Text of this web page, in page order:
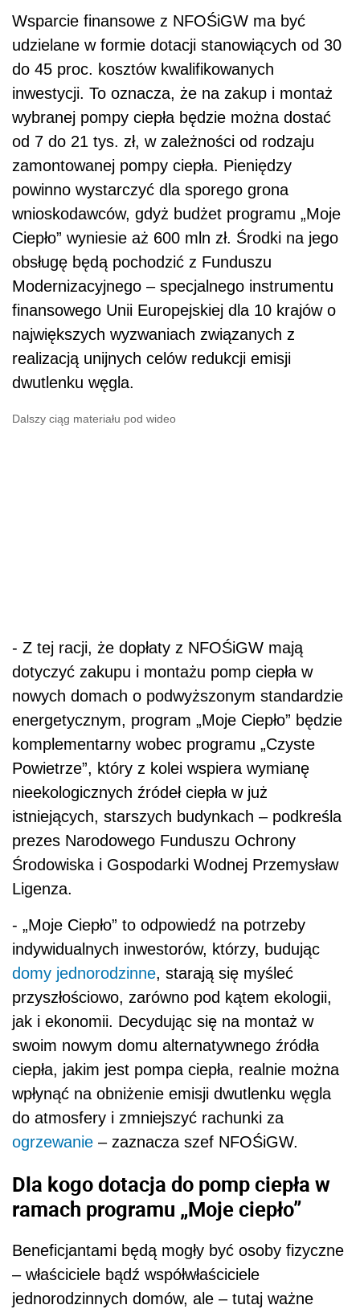
Wsparcie finansowe z NFOŚiGW ma być
udzielane w formie dotacji stanowiących od 30
do 45 proc. kosztów kwalifikowanych
inwestycji. To oznacza, że na zakup i montaż
wybranej pompy ciepła będzie można dostać
od 7 do 21 tys. zł, w zależności od rodzaju
zamontowanej pompy ciepła. Pieniędzy
powinno wystarczyć dla sporego grona
wnioskodawców, gdyż budżet programu „Moje
Ciepło” wyniesie aż 600 mln zł. Środki na jego
obsługę będą pochodzić z Funduszu
Modernizacyjnego – specjalnego instrumentu
finansowego Unii Europejskiej dla 10 krajów o
największych wyzwaniach związanych z
realizacją unijnych celów redukcji emisji
dwutlenku węgla.
Dalszy ciąg materiału pod wideo
- Z tej racji, że dopłaty z NFOŚiGW mają
dotyczyć zakupu i montażu pomp ciepła w
nowych domach o podwyższonym standardzie
energetycznym, program „Moje Ciepło” będzie
komplementarny wobec programu „Czyste
Powietrze”, który z kolei wspiera wymianę
nieekologicznych źródeł ciepła w już
istniejących, starszych budynkach – podkreśla
prezes Narodowego Funduszu Ochrony
Środowiska i Gospodarki Wodnej Przemysław
Ligenza.
- „Moje Ciepło” to odpowiedź na potrzeby
indywidualnych inwestorów, którzy, budując
domy jednorodzinne, starają się myśleć
przyszłościowo, zarówno pod kątem ekologii,
jak i ekonomii. Decydując się na montaż w
swoim nowym domu alternatywnego źródła
ciepła, jakim jest pompa ciepła, realnie można
wpłynąć na obniżenie emisji dwutlenku węgla
do atmosfery i zmniejszyć rachunki za
ogrzewanie – zaznacza szef NFOŚiGW.
Dla kogo dotacja do pomp ciepła w
ramach programu „Moje ciepło”
Beneficjantami będą mogły być osoby fizyczne
– właściciele bądź współwłaściciele
jednorodzinnych domów, ale – tutaj ważne